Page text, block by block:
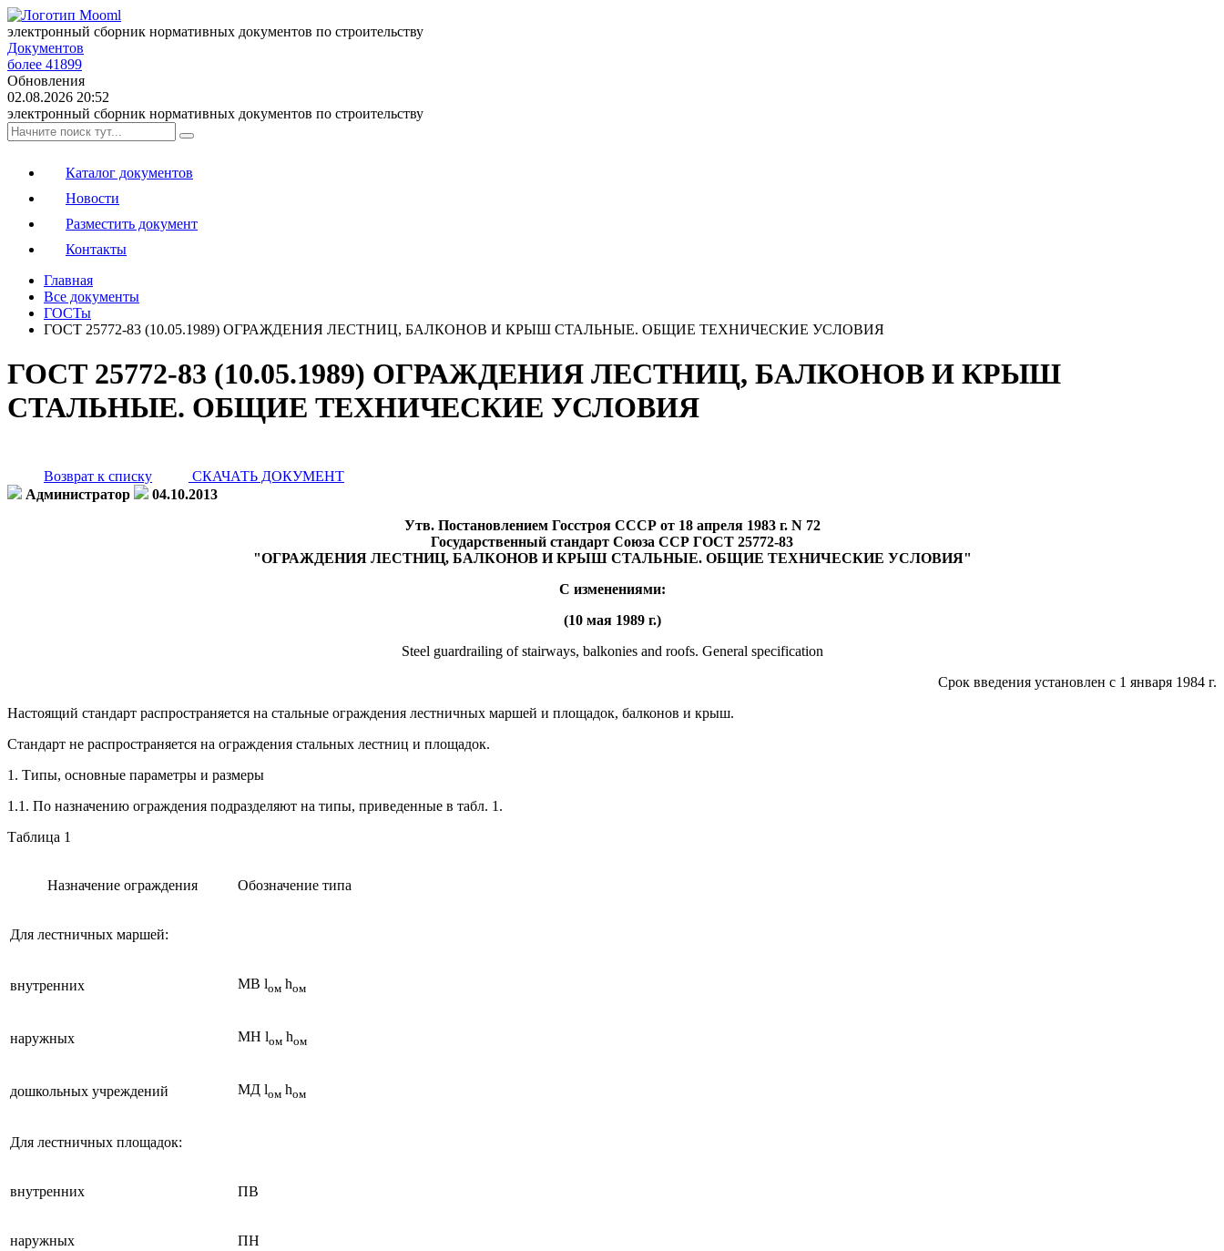
электронный сборник нормативных документов по строительству
Документов
более 41899
Обновления
02.08.2026 20:52
электронный сборник нормативных документов по строительству
Каталог документов
Новости
Разместить документ
Контакты
Главная
Все документы
ГОСТы
ГОСТ 25772-83 (10.05.1989) ОГРАЖДЕНИЯ ЛЕСТНИЦ, БАЛКОНОВ И КРЫШ СТАЛЬНЫЕ. ОБЩИЕ ТЕХНИЧЕСКИЕ УСЛОВИЯ
ГОСТ 25772-83 (10.05.1989) ОГРАЖДЕНИЯ ЛЕСТНИЦ, БАЛКОНОВ И КРЫШ
СТАЛЬНЫЕ. ОБЩИЕ ТЕХНИЧЕСКИЕ УСЛОВИЯ
Возврат к списку
СКАЧАТЬ ДОКУМЕНТ
Администратор
04.10.2013
Утв. Постановлением Госстроя СССР от 18 апреля 1983 г. N 72
Государственный стандарт Союза ССР ГОСТ 25772-83
"ОГРАЖДЕНИЯ ЛЕСТНИЦ, БАЛКОНОВ И КРЫШ СТАЛЬНЫЕ. ОБЩИЕ ТЕХНИЧЕСКИЕ УСЛОВИЯ"
С изменениями:
(10 мая 1989 г.)
Steel guardrailing of stairways, balkonies and roofs. General specification
Срок введения установлен с 1 января 1984 г.
Настоящий стандарт распространяется на стальные ограждения лестничных маршей и площадок, балконов и крыш.
Стандарт не распространяется на ограждения стальных лестниц и площадок.
1. Типы, основные параметры и размеры
1.1. По назначению ограждения подразделяют на типы, приведенные в табл. 1.
Таблица 1
Назначение ограждения Обозначение типа
Для лестничных маршей:
внутренних МВ lом hом
наружных MН lом hом
дошкольных учреждений MД lом hом
Для лестничных площадок:
внутренних ПВ
наружных ПН